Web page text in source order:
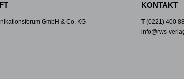
GmbH & Co. KG
KONTAKT
T(0221) 400
info@rws-